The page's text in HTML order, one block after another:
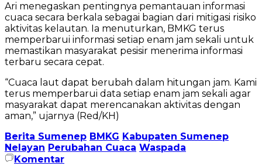
Ari menegaskan pentingnya pemantauan informasi
cuaca secara berkala sebagai bagian dari mitigasi risiko
aktivitas kelautan. Ia menuturkan, BMKG terus
memperbarui informasi setiap enam jam sekali untuk
memastikan masyarakat pesisir menerima informasi
terbaru secara cepat.
“Cuaca laut dapat berubah dalam hitungan jam. Kami
terus memperbarui data setiap enam jam sekali agar
masyarakat dapat merencanakan aktivitas dengan
aman,” ujarnya (Red/KH)
Berita Sumenep BMKG Kabupaten Sumenep
Nelayan Perubahan Cuaca Waspada
Komentar